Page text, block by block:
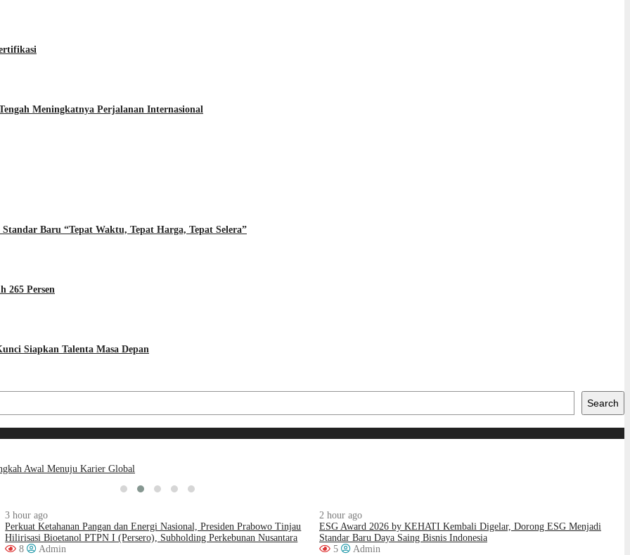
Meningkatnya Perjalanan Internasional
Baru “Tepat Waktu, Tepat Harga, Tepat Selera”
265 Persen
Siapkan Talenta Masa Depan
Search
Awal Menuju Karier Global
3 hour ago
Perkuat Ketahanan Pangan dan Energi Nasional, Presiden Prabowo Tinjau
Hilirisasi Bioetanol PTPN I (Persero), Subholding Perkebunan Nusantara
8
Admin
2 hour ago
ESG Award 2026 by KEHATI Kembali Digelar, Dorong ESG Menjadi
Standar Baru Daya Saing Bisnis Indonesia
5
Admin